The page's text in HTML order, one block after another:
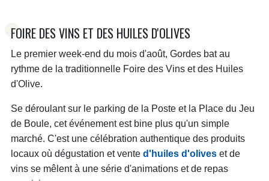
FOIRE DES VINS ET DES HUILES D'OLIVES
Le premier week-end du mois d'août, Gordes bat au
rythme de la traditionnelle Foire des Vins et des Huiles
d'Olive.
Se déroulant sur le parking de la Poste et la Place du Jeu
de Boule, cet événement est bine plus qu'un simple
marché. C'est une célébration authentique des produits
locaux où dégustation et vente d'huiles d'oliveset de
vins se mêlent à une série d'animations et de repas